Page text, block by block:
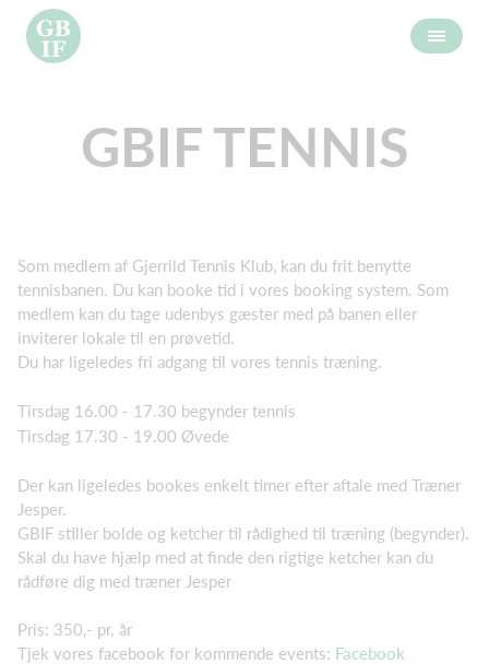
GBIF TENNIS
Som medlem af Gjerrild Tennis Klub, kan du frit benytte
tennisbanen. Du kan booke tid i vores booking system. Som
medlem kan du tage udenbys gæster med på banen eller
inviterer lokale til en prøvetid.
Du har ligeledes fri adgang til vores tennis træning.
Tirsdag 16.00 - 17.30 begynder tennis
Tirsdag 17.30 - 19.00 Øvede
Der kan ligeledes bookes enkelt timer efter aftale med Træner
Jesper.
GBIF stiller bolde og ketcher til rådighed til træning (begynder).
Skal du have hjælp med at finde den rigtige ketcher kan du
rådføre dig med træner Jesper
Pris: 350,- pr. år
Tjek vores facebook for kommende events: Facebook